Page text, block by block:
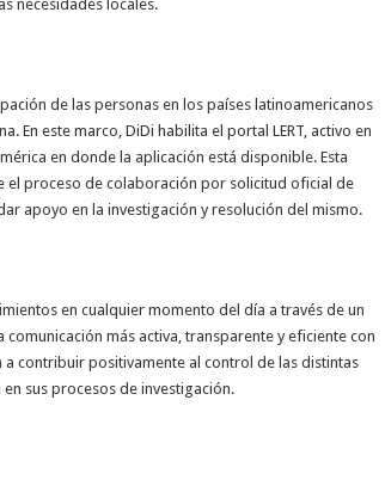
necesidades locales.
de las personas en los países latinoamericanos
En este marco, DiDi habilita el portal LERT, activo en
en donde la aplicación está disponible. Esta
el proceso de colaboración por solicitud oficial de
apoyo en la investigación y resolución del mismo.
en cualquier momento del día a través de un
más activa, transparente y eficiente con
contribuir positivamente al control de las distintas
sus procesos de investigación.